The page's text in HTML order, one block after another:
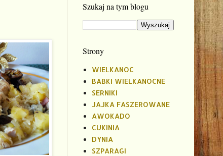
Szukaj na tym blogu
Strony
WIELKANOC
BABKI WIELKANOCNE
SERNIKI
JAJKA FASZEROWANE
AWOKADO
CUKINIA
DYNIA
SZPARAGI